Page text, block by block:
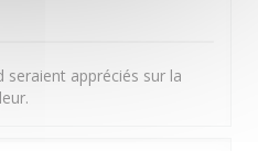
seraient appréciés sur la